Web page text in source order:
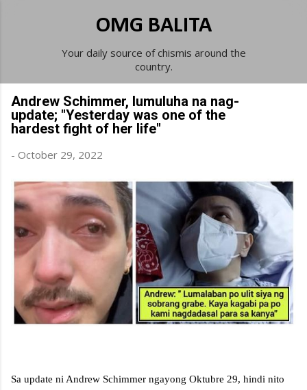
Skip to main content
OMG BALITA
Your daily source of chismis around the
country.
Andrew Schimmer, lumuluha na nag-
update; "Yesterday was one of the
hardest fight of her life"
- October 29, 2022
Sa update ni Andrew Schimmer ngayong Oktubre 29, hindi nito